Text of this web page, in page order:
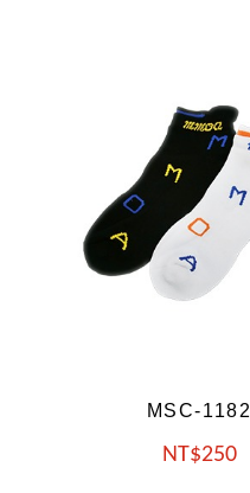
MSC-1184
NT 250